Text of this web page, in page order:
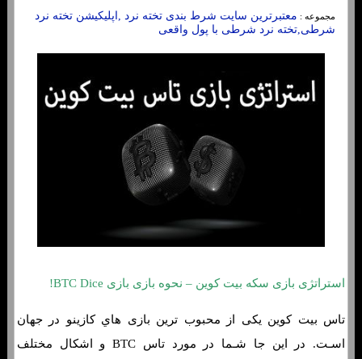
مجموعه : معتبرترین سایت شرط بندی تخته نرد ,اپلیکیشن تخته نرد
شرطی,تخته نرد شرطی با پول واقعی
استراتژی بازی سکه بیت کوین – نحوه بازی بازی BTC Dice!
تاس بیت کوین یکی از محبوب ترین بازی هاي‌ کازینو در جهان
اسـت. در این جا شـما در مورد تاس BTC و اشکال مختلف